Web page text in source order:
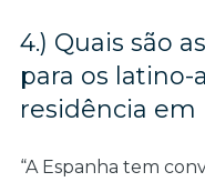
4.) Quais são
para os
residência em
“A Espanha tem